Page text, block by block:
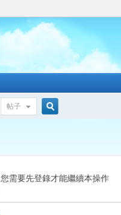
帖子
索
您需要先登錄才能繼續本操作